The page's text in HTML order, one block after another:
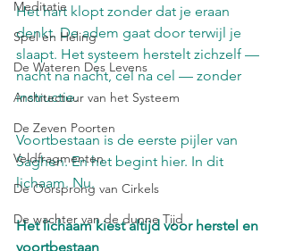
Meditatie
Spel en Heling
De Wateren Des Levens
Architectuur van het Systeem
De Zeven Poorten
Veldfragmenten
De Oorsprong van Cirkels
De wachter van de dunne Tijd
Het hart klopt zonder dat je eraan
denkt. De adem gaat door terwijl je
slaapt. Het systeem herstelt zichzelf —
nacht na nacht, cel na cel — zonder
instructie.
Voortbestaan is de eerste pijler van
Saghen. En het begint hier. In dit
lichaam. Nu.
Het lichaam kiest altijd voor herstel en
voortbestaan